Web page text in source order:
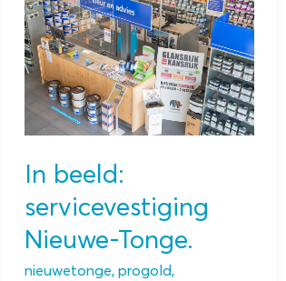
In beeld:
servicevestiging
Nieuwe-Tonge.
nieuwetonge, progold,